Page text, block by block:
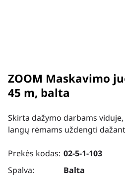
ZOOM Maskavimo
45 m, balta
Skirta dažymo darbams
langų rėmams uždengti
Prekės kodas: 02-5-1-103
Spalva:
Balta